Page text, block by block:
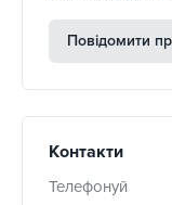
Повідомити
Контакти
Телефонуй